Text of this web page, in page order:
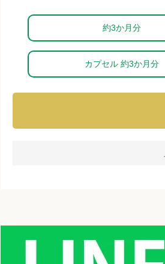
約3か月分
カプセル 約3か月分